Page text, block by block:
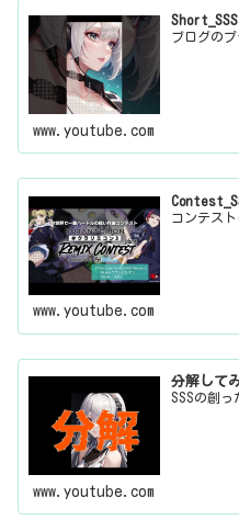
ブログの
www.youtube.com
コンテス
www.youtube.com
分解して
SSSの創
www.youtube.com